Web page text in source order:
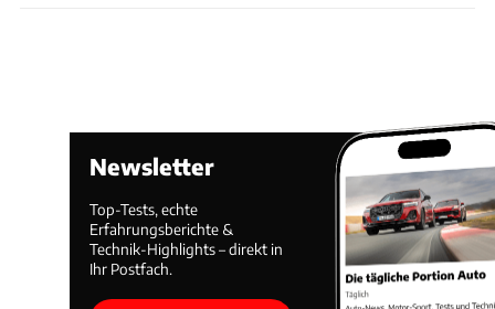
Newsletter
Top-Tests, echte
Erfahrungsberichte &
Technik-Highlights – direkt in
Ihr Postfach.